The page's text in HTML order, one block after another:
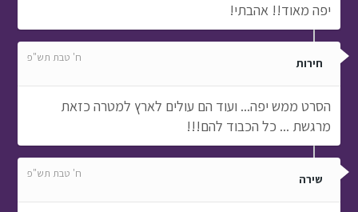
יפה מאוד!! אהבתי!
חירות ח' טבת תש"פ
הסרט ממש יפה... ועוד הם עולים לארץ למטרה כזאת
מרגשת ... כל הכבוד להם!!!
שירה ח' טבת תש"פ